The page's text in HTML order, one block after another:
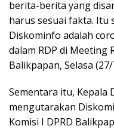
berita-berita yang
harus sesuai fakta. Itu
Diskominfo adalah
dalam RDP di Meeting
Balikpapan, Selasa
Sementara itu, Kepala
mengutarakan
Komisi I DPRD